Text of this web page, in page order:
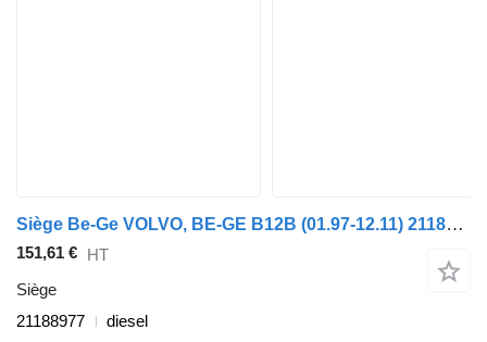
Siège Be-Ge VOLVO, BE-GE B12B (01.97-12.11) 21188977 pour Volvo B6, B7, B9, B10, B12 bus (1978-2011)
151,61 € HT
Siège
21188977
diesel